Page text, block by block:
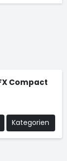
Compact
Kategorien